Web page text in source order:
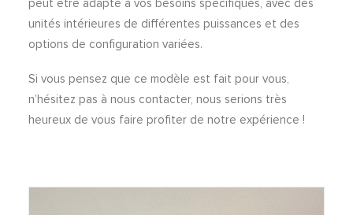
peut être adapté à vos besoins spécifiques, avec des
unités intérieures de différentes puissances et des
options de configuration variées.
Si vous pensez que ce modèle est fait pour vous,
n’hésitez pas à nous contacter, nous serions très
heureux de vous faire profiter de notre expérience !